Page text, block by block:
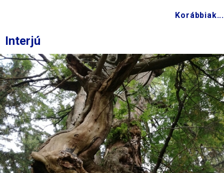
Korábbiak...
Interjú